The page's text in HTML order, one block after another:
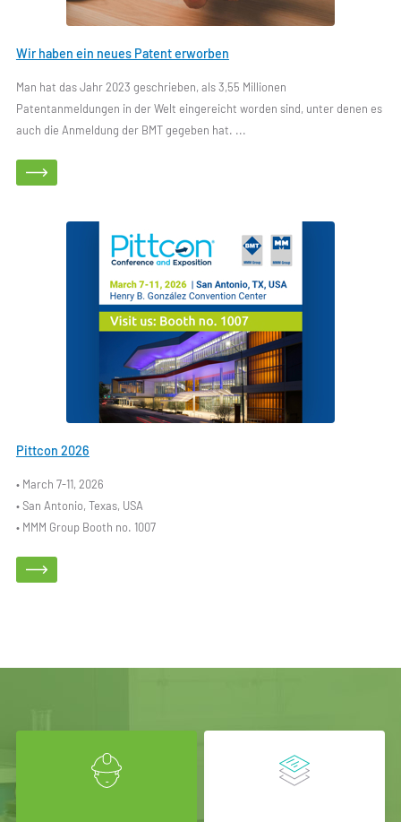
Wir haben ein neues Patent erworben
Man hat das Jahr 2023 geschrieben, als 3,55 Millionen
Patentanmeldungen in der Welt eingereicht worden sind, unter denen es
auch die Anmeldung der BMT gegeben hat. ...
Pittcon 2026
• March 7-11, 2026
• San Antonio, Texas, USA
• MMM Group Booth no. 1007